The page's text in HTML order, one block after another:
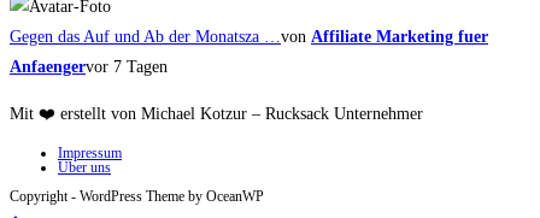
Gegen das Auf und Ab der Monatsza … von Affiliate Marketing fuer
Anfaengervor 7 Tagen
Mit ❤️ erstellt von Michael Kotzur – Rucksack Unternehmer
Impressum
Über uns
Copyright - WordPress Theme by OceanWP